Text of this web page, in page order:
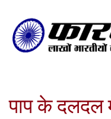
पाप के दलदल